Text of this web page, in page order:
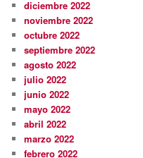
diciembre 2022
noviembre 2022
octubre 2022
septiembre 2022
agosto 2022
julio 2022
junio 2022
mayo 2022
abril 2022
marzo 2022
febrero 2022